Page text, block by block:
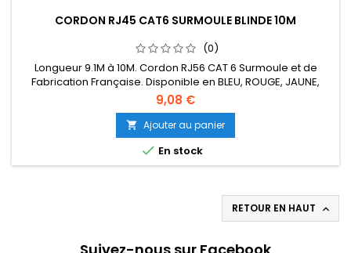
CORDON RJ45 CAT6 SURMOULE BLINDE 10M
(0)
Longueur 9.1M à 10M. Cordon RJ56 CAT 6 Surmoule et de
Fabrication Française. Disponible en BLEU, ROUGE, JAUNE,
VERT, ORANGE, NOIR, VIOLET. Le Mètre suppl 0.72€ HT.
9,08 €
 Ajouter au panier
 En stock
RETOUR EN HAUT 